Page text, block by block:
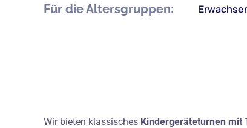
Für die Altersgruppen:
Wir bieten klassisches Kindergeräteturnen mit